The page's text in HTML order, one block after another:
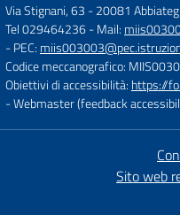
Via Stignani, 63 -20081
Tel 029464236- Mail:
- PEC:
Codice meccanografico:
Obiettivi di accessibilità: https://
- Webmaster (feedback
Sito web